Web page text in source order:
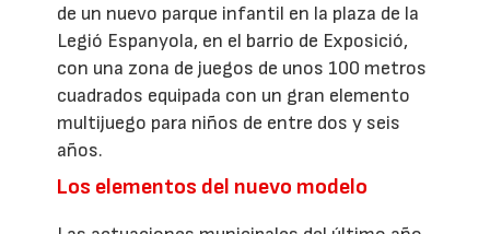
de un nuevo parque infantil en la plaza de la
Legió Espanyola, en el barrio de Exposició,
con una zona de juegos de unos 100 metros
cuadrados equipada con un gran elemento
multijuego para niños de entre dos y seis
años.
Los elementos del nuevo modelo